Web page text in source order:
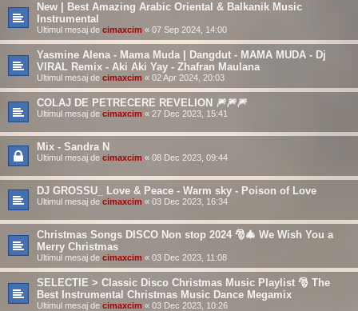
New | Best Amazing Arabic Oriental & Balkanik Music
Instrumental
Ultimul mesaj de cimaxcim « 07 Sep 2024, 14:00
Yasmine Alena - Mama Muda | Dangdut - MAMA MUDA - Dj
VIRAL Remix - Aki Aki Yay - Zhafran Maulana
Ultimul mesaj de cimaxcim « 02 Apr 2024, 20:03
COLAJ DE PETRECERE REVELION 🎆🎆🎆
Ultimul mesaj de cimaxcim « 27 Dec 2023, 15:41
Mix - Sandra N
Ultimul mesaj de cimaxcim « 08 Dec 2023, 09:44
DJ GROSSU_ Love & Peace - Warm sky - Poison of Love
Ultimul mesaj de cimaxcim « 03 Dec 2023, 16:34
Christmas Songs DISCO Non stop 2024 🎅🎄 We Wish You a
Merry Christmas
Ultimul mesaj de cimaxcim « 03 Dec 2023, 11:08
SELECTIE > Classic Disco Christmas Music Playlist 🎅 The
Best Instrumental Christmas Music Dance Megamix
Ultimul mesaj de cimaxcim « 03 Dec 2023, 10:26